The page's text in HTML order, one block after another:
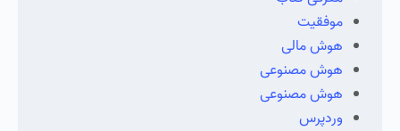
موفقیت
هوش مالی
هوش مصنوعی
هوش مصنوعی
وردپرس